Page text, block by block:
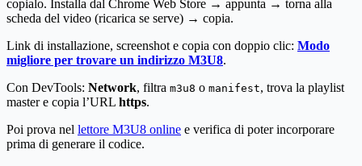
copialo. Installa dal Chrome Web Store → appunta → torna alla
scheda del video (ricarica se serve) → copia.
Link di installazione, screenshot e copia con doppio clic: Modo
migliore per trovare un indirizzo M3U8.
Con DevTools: Network, filtra m3u8 o manifest, trova la playlist
master e copia l’URL https.
Poi prova nel lettore M3U8 online e verifica di poter incorporare
prima di generare il codice.